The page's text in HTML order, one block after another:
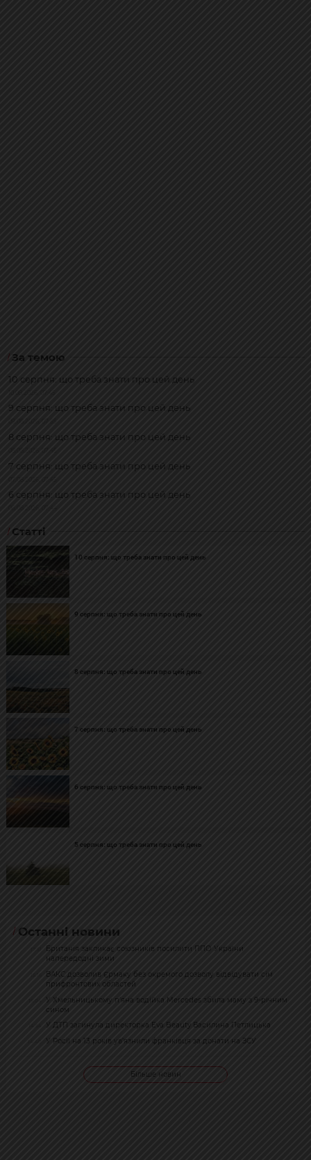
За темою
10 серпня: що треба знати про цей день
9 серпня: що треба знати про цей день
8 серпня: що треба знати про цей день
7 серпня: що треба знати про цей день
6 серпня: що треба знати про цей день
Статті
10 серпня: що треба знати про цей день
9 серпня: що треба знати про цей день
8 серпня: що треба знати про цей день
7 серпня: що треба знати про цей день
6 серпня: що треба знати про цей день
5 серпня: що треба знати про цей день
Останні новини
Британія закликає союзників посилити ППО України
напередодні зими
ВАКС дозволив Єрмаку без окремого дозволу відвідувати сім
прифронтових областей
У Хмельницькому п’яна водійка Mercedes збила маму з 9-річним
сином
У ДТП загинула директорка Eva Beauty Василина Петлицька
У Росії на 13 років ув’язнили франківця за донати на ЗСУ
Більше новин